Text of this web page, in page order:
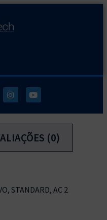
(0)
STANDARD, AC 2